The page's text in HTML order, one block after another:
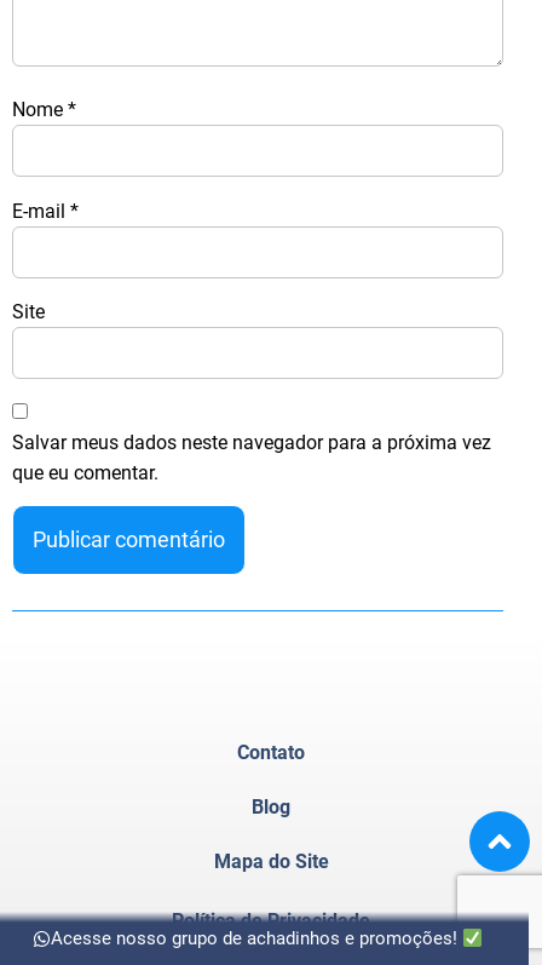
Acesse nosso grupo de achadinhos e promoções!
Nome *
E-mail *
Site
Salvar meus dados neste navegador para a próxima vez
que eu comentar.
Contato
Blog
Mapa do Site
Política de Privacidade